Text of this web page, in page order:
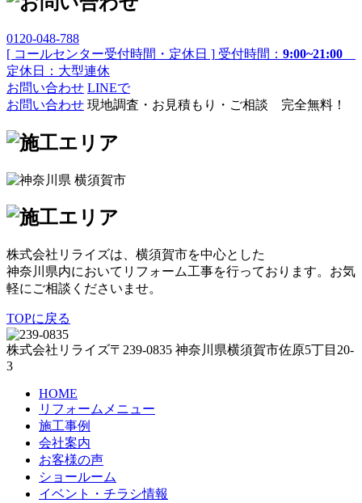
0120-048-788
[ コールセンター受付時間・定休日 ] 受付時間： 9:00~21:00
定休日：大型連休
お問い合わせ LINEで
お問い合わせ 現地調査・お見積もり・ご相談 完全無料！
株式会社リライズは、横須賀市を中心とした
神奈川県内においてリフォーム工事を行っております。お気
軽にご相談くださいませ。
TOPに戻る
株式会社リライズ〒239-0835 神奈川県横須賀市佐原5丁目20-
3
HOME
リフォームメニュー
施工事例
会社案内
お客様の声
ショールーム
イベント・チラシ情報